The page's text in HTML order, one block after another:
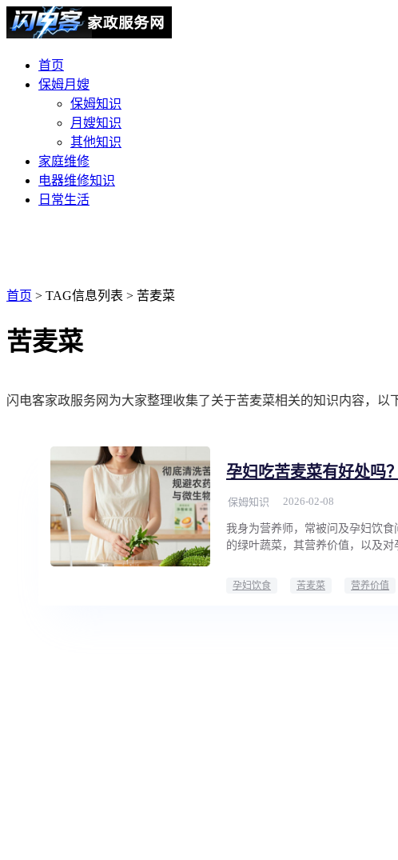
首页
保姆月嫂
保姆知识
月嫂知识
其他知识
家庭维修
电器维修知识
日常生活
首页 > TAG信息列表 > 苦麦菜
苦麦菜
闪电客家政服务网为大家整理收集了关于苦麦菜相关的知识内容，以
孕妇吃苦麦菜有好处吗
保姆知识 2026-02-08
我身为营养师，常被问及孕妇饮
的绿叶蔬菜，其营养价值，以及
孕妇饮食 苦麦菜 营养价值